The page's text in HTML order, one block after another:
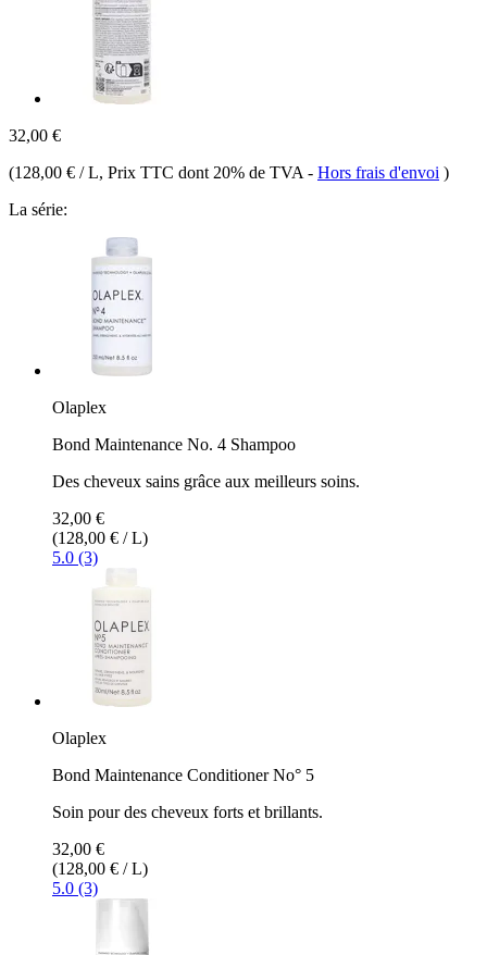
32,00 €
(128,00 € / L, Prix TTC dont 20% de TVA - Hors frais d'envoi )
La série:
Olaplex
Bond Maintenance No. 4 Shampoo
Des cheveux sains grâce aux meilleurs soins.
32,00 €
(128,00 € / L)
5.0 (3)
Olaplex
Bond Maintenance Conditioner No° 5
Soin pour des cheveux forts et brillants.
32,00 €
(128,00 € / L)
5.0 (3)